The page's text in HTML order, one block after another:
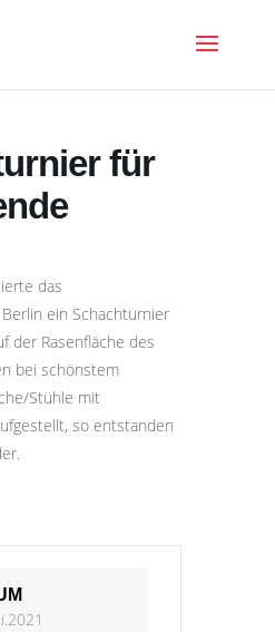
für
das
ein Schachturnier
der Rasenfläche des
bei schönstem
Stühle mit
so entstanden